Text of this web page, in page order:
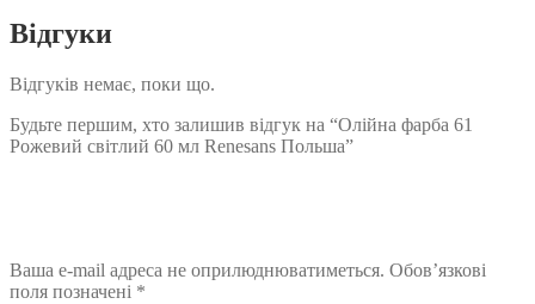
Відгуки
Відгуків немає, поки що.
Будьте першим, хто залишив відгук на “Олійна фарба 61
Рожевий світлий 60 мл Renesans Польша”
Ваша e-mail адреса не оприлюднюватиметься. Обов’язкові
поля позначені *